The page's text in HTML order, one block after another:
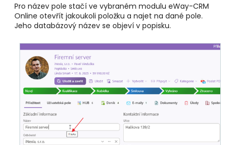
Pro název pole stačí ve vybraném modulu eWay-CRM
Online otevřít jakoukoli položku a najet na dané pole.
Jeho databázový název se objeví v popisku.